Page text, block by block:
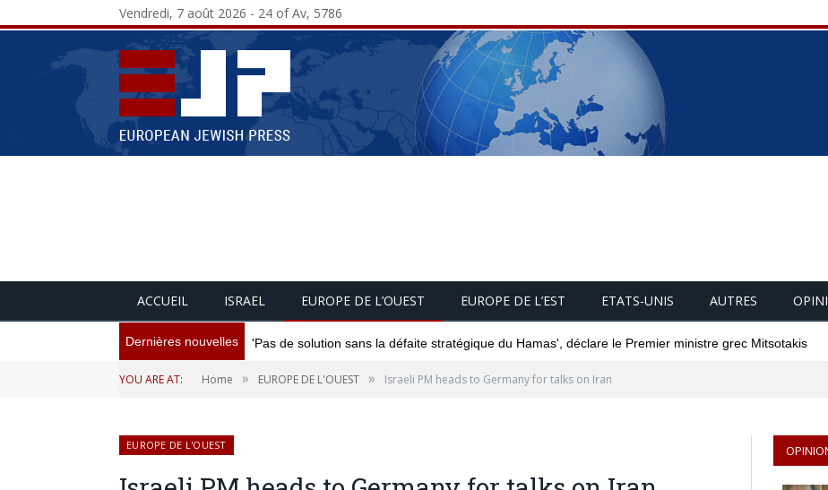
Vendredi, 7 août 2026 - 24 of Av, 5786
ACCUEIL ISRAEL EUROPE DE L’OUEST EUROPE DE L’EST ETATS-UNIS AUTRES
Dernières nouvelles 'Pas de solution sans la défaite stratégique du Hamas', déclare le Premier ministre grec Mitsotakis
YOU ARE AT: Home » EUROPE DE L'OUEST » Israeli PM heads to Germany for talks on Iran
EUROPE DE L'OUEST